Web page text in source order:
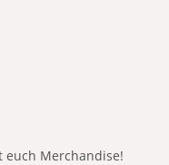
euch Merchandise!